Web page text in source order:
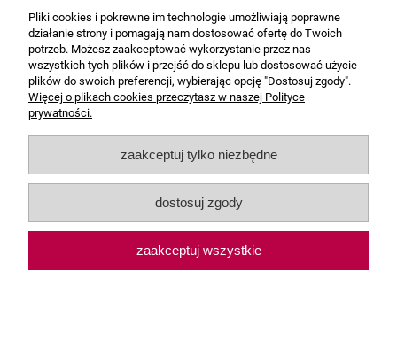
tego dowodem. Sprzedajemy dobry towar w jeszcze lepszej cenie
!!!!!!!!.
Pomoc
Moje konto
Płatności i dostawa
Informacje
Pliki cookies i pokrewne im technologie umożliwiają poprawne
działanie strony i pomagają nam dostosować ofertę do Twoich
potrzeb. Możesz zaakceptować wykorzystanie przez nas
wszystkich tych plików i przejść do sklepu lub dostosować użycie
plików do swoich preferencji, wybierając opcję "Dostosuj zgody".
Więcej o plikach cookies przeczytasz w naszej Polityce
prywatności.
zaakceptuj tylko niezbędne
dostosuj zgody
zaakceptuj wszystkie